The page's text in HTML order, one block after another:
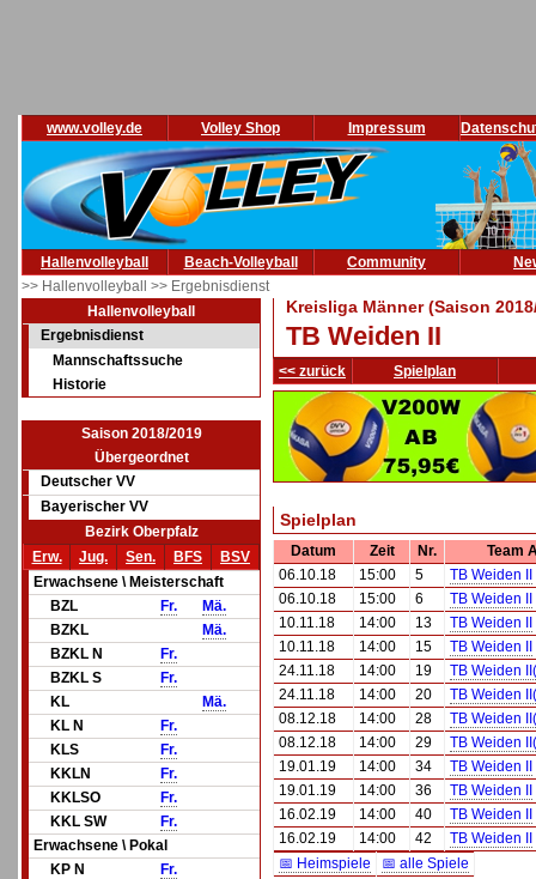
www.volley.de Volley Shop Impressum
Hallenvolleyball Beach-Volleyball Community
>> Hallenvolleyball >> Ergebnisdienst
Hallenvolleyball
Ergebnisdienst
Mannschaftssuche
Historie
Saison 2018/2019
Übergeordnet
Deutscher VV
Bayerischer VV
Bezirk Oberpfalz
Erw.
Jug. Sen. BFS
BSV
Erwachsene \ Meisterschaft
BZL
Fr.
Mä.
BZKL
Mä.
BZKL N
Fr.
BZKL S
Fr.
KL
Mä.
KL N
Fr.
KLS
Fr.
KKLN
Fr.
KKLSO
Fr.
KKL SW
Fr.
Erwachsene \ Pokal
KP N
Fr.
Kreisliga Männer (Saison
TB Weiden II
<< zurück Spielplan
Spielplan
Datum Zeit Nr.
Team
06.10.18
15:00 5
TB Weiden II
06.10.18
15:00 6
TB Weiden II
10.11.18
14:00 13
TB Weiden II
10.11.18
14:00 15
TB Weiden II
24.11.18
14:00 19
TB Weiden
24.11.18
14:00 20
TB Weiden
08.12.18
14:00 28
TB Weiden
08.12.18
14:00 29
TB Weiden
19.01.19
14:00 34
TB Weiden II
19.01.19
14:00 36
TB Weiden II
16.02.19
14:00 40
TB Weiden II
16.02.19
14:00 42
TB Weiden II
📅 Heimspiele
📅 alle Spiele